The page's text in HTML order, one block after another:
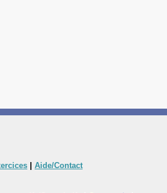
Aide/Contact